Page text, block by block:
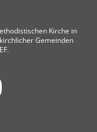
Kirche in
Gemeinden